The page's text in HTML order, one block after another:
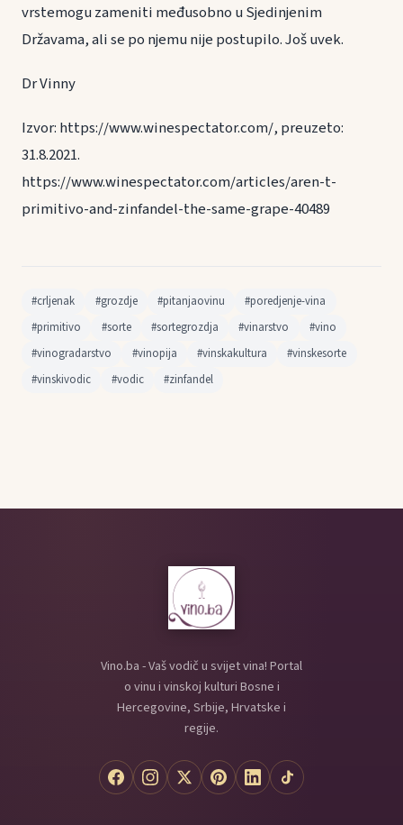
vrstemogu zameniti međusobno u Sjedinjenim
Državama, ali se po njemu nije postupilo. Još uvek.
Dr Vinny
Izvor: https://www.winespectator.com/, preuzeto:
31.8.2021.
https://www.winespectator.com/articles/aren-t-
primitivo-and-zinfandel-the-same-grape-40489
#crljenak #grozdje #pitanjaovinu
#poredjenje-vina
#primitivo
#sorte #sortegrozdja #vinarstvo
#vino
#vinogradarstvo
#vinopija #vinskakultura
#vinskesorte
#vinskivodic
#vodic #zinfandel
Vino.ba - Vaš vodič u svijet vina! Portal
o vinu i vinskoj kulturi Bosne i
Hercegovine, Srbije, Hrvatske i
regije.